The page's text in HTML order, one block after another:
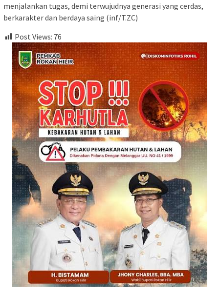
menjalankan tugas, demi terwujudnya generasi yang cerdas,
berkarakter dan berdaya saing (inf/T.ZC)
Post Views: 76